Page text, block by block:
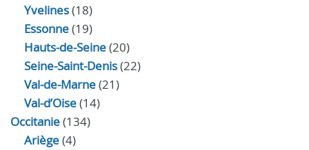
Yvelines(18)
Essonne(19)
Hauts-de-Seine(20)
Seine-Saint-Denis(22)
Val-de-Marne(21)
Val-d’Oise(14)
Occitanie(134)
Ariège(4)